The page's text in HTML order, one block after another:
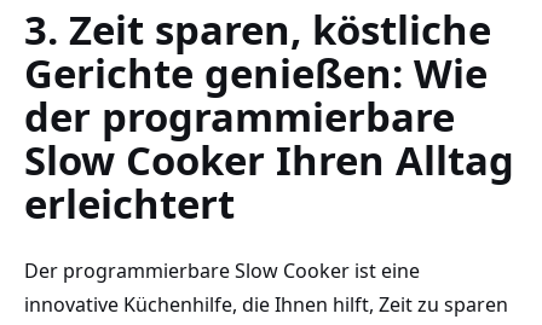
3. Zeit ⁤sparen, ‍köstliche
Gerichte genießen: Wie
der programmierbare
Slow Cooker⁤ Ihren Alltag
erleichtert
Der programmierbare Slow Cooker ist eine
innovative Küchenhilfe, die Ihnen hilft, Zeit zu ⁢sparen